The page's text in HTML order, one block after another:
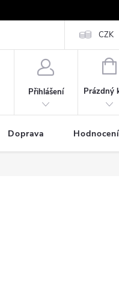
Vrácení zboží a CZK
Přihlášení
Prázdný
Doprava